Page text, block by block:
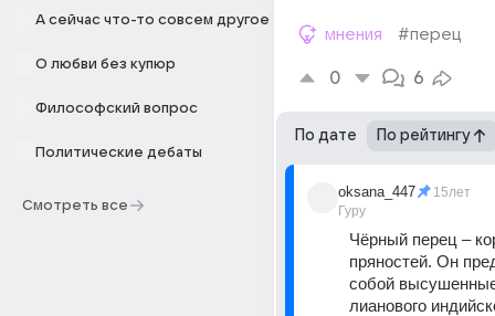
А сейчас что-то совсем другое
О любви без купюр
Философский вопрос
Политические дебаты
Смотреть все
мнения #перец
0 6
По дате По рейтингу
oksana_447
Гуру
15лет
Чёрный перец –
пряностей. Он
собой
лианового